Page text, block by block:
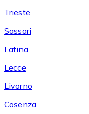
Trieste
Sassari
Latina
Lecce
Livorno
Cosenza